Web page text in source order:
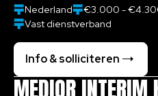
Nederland €3.000 -
Vast dienstverband
Info & solliciteren